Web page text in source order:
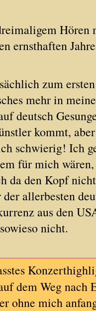
ernsthaften
zum
mehr in
deutsch
kommt,
schwierig! Ich
für mich
da den Kopf
allerbesten
aus den
nicht.
dem Weg nach
ohne mich